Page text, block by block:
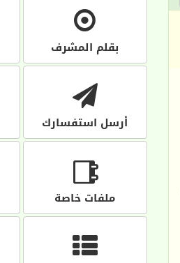
بقلم المشرف
أرسل استفسارك
ملفات خاصة